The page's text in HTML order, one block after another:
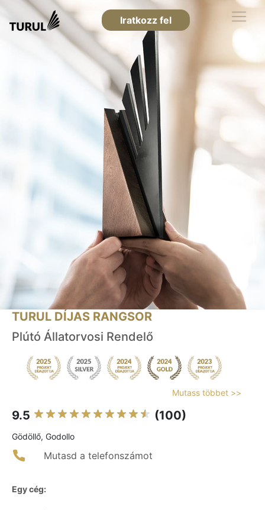
Iratkozz fel
TURUL DÍJAS RANGSOR
Plútó Állatorvosi Rendelő
Mutass többet >>
9.5 (100)
Gödöllő, Godollo
Mutasd a telefonszámot
Egy cég: